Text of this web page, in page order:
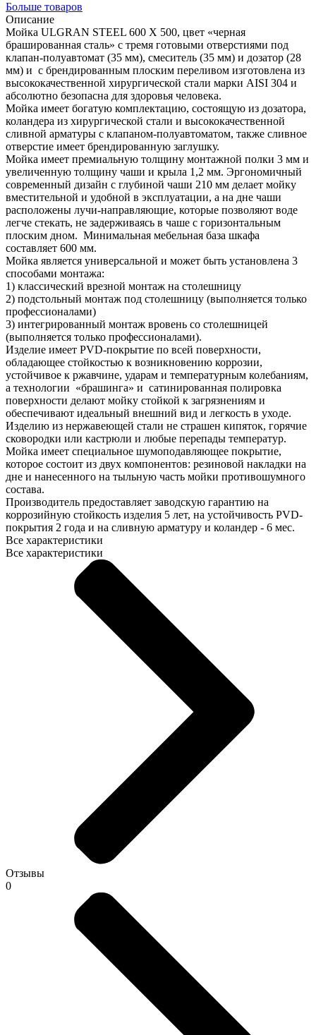
Больше товаров
Описание
Мойка ULGRAN STEEL 600 Х 500, цвет «черная
брашированная сталь» с тремя готовыми отверстиями под
клапан-полуавтомат (35 мм), смеситель (35 мм) и дозатор (28
мм) и с брендированным плоским переливом изготовлена из
высококачественной хирургической стали марки AISI 304 и
абсолютно безопасна для здоровья человека.
Мойка имеет богатую комплектацию, состоящую из дозатора,
коландера из хирургической стали и высококачественной
сливной арматуры с клапаном-полуавтоматом, также сливное
отверстие имеет брендированную заглушку.
Мойка имеет премиальную толщину монтажной полки 3 мм и
увеличенную толщину чаши и крыла 1,2 мм. Эргономичный
современный дизайн с глубиной чаши 210 мм делает мойку
вместительной и удобной в эксплуатации, а на дне чаши
расположены лучи-направляющие, которые позволяют воде
легче стекать, не задерживаясь в чаше с горизонтальным
плоским дном. Минимальная мебельная база шкафа
составляет 600 мм.
Мойка является универсальной и может быть установлена 3
способами монтажа:
1) классический врезной монтаж на столешницу
2) подстольный монтаж под столешницу (выполняется только
профессионалами)
3) интегрированный монтаж вровень со столешницей
(выполняется только профессионалами).
Изделие имеет PVD-покрытие по всей поверхности,
обладающее стойкостью к возникновению коррозии,
устойчивое к ржавчине, ударам и температурным колебаниям,
а технологии «брашинга» и сатинированная полировка
поверхности делают мойку стойкой к загрязнениям и
обеспечивают идеальный внешний вид и легкость в уходе.
Изделию из нержавеющей стали не страшен кипяток, горячие
сковородки или кастрюли и любые перепады температур.
Мойка имеет специальное шумоподавляющее покрытие,
которое состоит из двух компонентов: резиновой накладки на
дне и нанесенного на тыльную часть мойки противошумного
состава.
Производитель предоставляет заводскую гарантию на
коррозийную стойкость изделия 5 лет, на устойчивость PVD-
покрытия 2 года и на сливную арматуру и коландер - 6 мес.
Все характеристики
Все характеристики
Отзывы
0